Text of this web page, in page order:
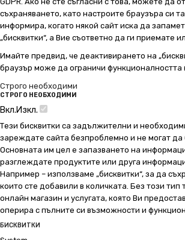
съхраняването, като настроите браузъра си
информира, когато някой сайт иска да
„бисквитки“, а Вие съответно да ги приемате
Имайте предвид, че деактивирането на
браузър може да ограничи функционалността
Строго необходими
СТРОГО НЕОБХОДИМИ
Вкл.Изкл.
Тези бисквитки са задължителни и
зареждате сайта безпроблемно и не могат да
Основната им цел е запазването на
разглеждате продуктите или друга
Например – използваме „бисквитки“, за да
които сте добавили в количката. Без този тип
онлайн магазин и услугата, която Ви
оперира с пълните си възможности и
БИСКВИТКИ